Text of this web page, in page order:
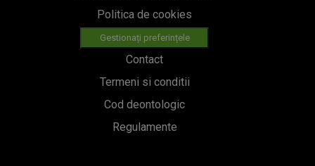
Politica de cookies
Gestionați preferințele
Contact
Termeni si conditii
Cod deontologic
Regulamente